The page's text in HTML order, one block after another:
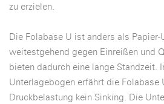
zu erzielen.
Die Folabase U ist anders als
weitestgehend gegen Einreißen und
bieten dadurch eine lange Standzeit.
Unterlagebogen erfährt die Folabase
Druckbelastung kein Sinking. Die